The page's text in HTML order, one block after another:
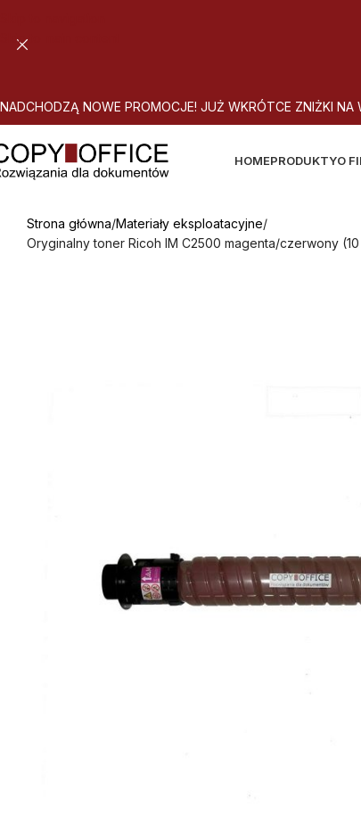
Skip to main content
NADCHODZĄ NOWE PROMOCJE! JUŻ WKRÓTCE ZNIŻKI NA
HOMEPRODUKTYO
Strona główna Materiały eksploatacyjne
Oryginalny toner Ricoh IM C2500 magenta/czerwony